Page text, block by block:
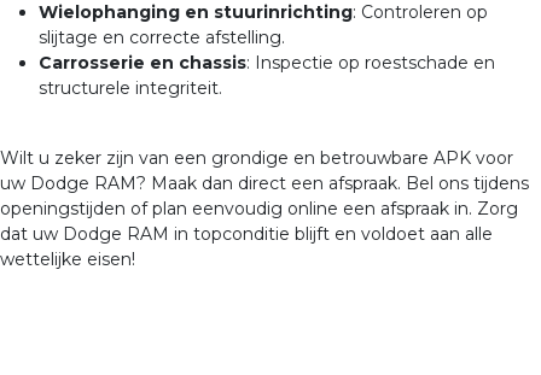
Wielophanging en stuurinrichting: Controleren op
slijtage en correcte afstelling.
Carrosserie en chassis: Inspectie op roestschade en
structurele integriteit.
Wilt u zeker zijn van een grondige en betrouwbare APK voor
uw Dodge RAM? Maak dan direct een afspraak. Bel ons tijdens
openingstijden of plan eenvoudig online een afspraak in. Zorg
dat uw Dodge RAM in topconditie blijft en voldoet aan alle
wettelijke eisen!